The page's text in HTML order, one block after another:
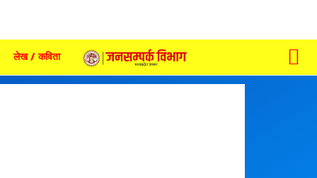
लेख / कविता